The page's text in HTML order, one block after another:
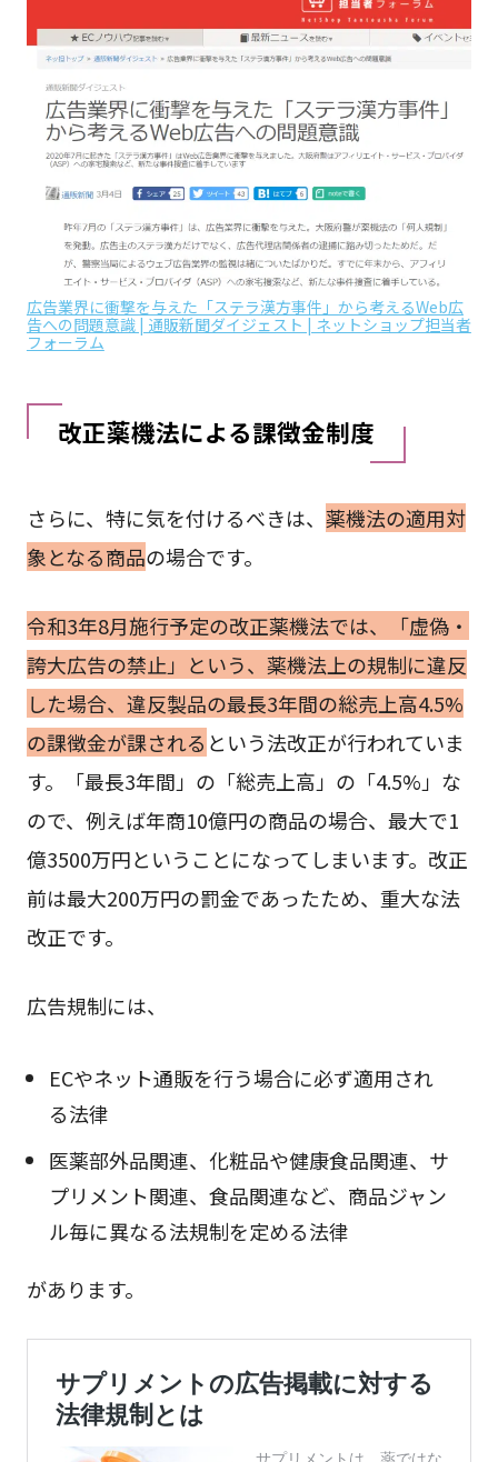
広告業界に衝撃を与えた「ステラ漢方事件」から考えるWeb広
告への問題意識 | 通販新聞ダイジェスト | ネットショップ担当者
フォーラム
改正薬機法による課徴金制度
さらに、特に気を付けるべきは、 薬機法の適用対
象となる商品の場合です。
令和3年8月施行予定の改正薬機法では、「虚偽・
誇大広告の禁止」という、薬機法上の規制に違反
した場合、違反製品の最長3年間の総売上高4.5%
の課徴金が課される という法改正が行われていま
す。「最長3年間」の「総売上高」の「4.5%」な
ので、例えば年商10億円の商品の場合、最大で1
億3500万円ということになってしまいます。改正
前は最大200万円の罰金であったため、重大な法
改正です。
広告規制には、
ECやネット通販を行う場合に必ず適用され
る法律
医薬部外品関連、化粧品や健康食品関連、サ
プリメント関連、食品関連など、商品ジャン
ル毎に異なる法規制を定める法律
があります。